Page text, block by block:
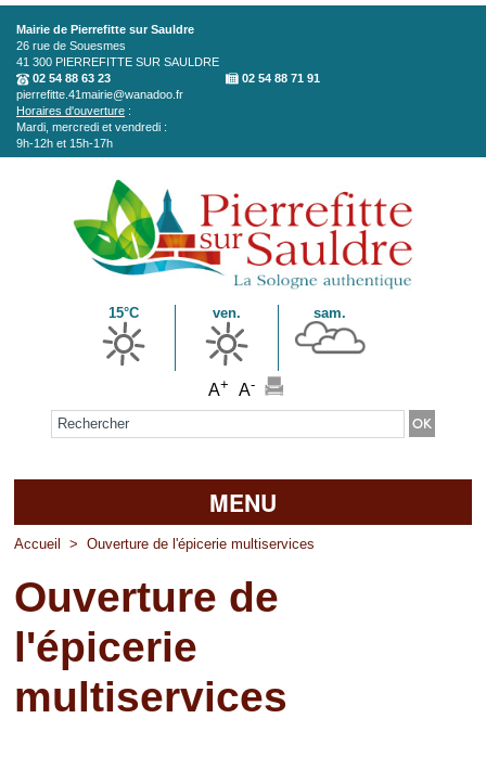
Aller au contenu principal
Mairie de Pierrefitte sur Sauldre
26 rue de Souesmes
41 300 PIERREFITTE SUR SAULDRE
02 54 88 63 23
02 54 88 71 91
pierrefitte.41mairie@wanadoo.fr
Horaires d'ouverture :
Mardi, mercredi et vendredi :
9h-12h et 15h-17h
15°C ven. sam.
A+ A-
Formulaire de recherche
MENU
Accueil
La mairie
Découvrir Pierrefitte
Vie pratique
Accueil > Ouverture de l'épicerie multiservices
Ouverture de
l'épicerie
multiservices